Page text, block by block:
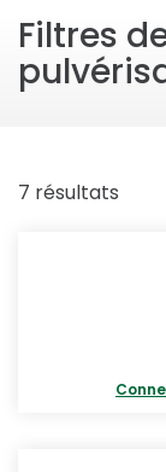
Filtres
7 résultats